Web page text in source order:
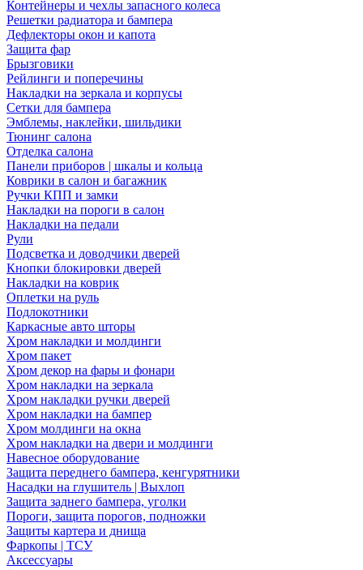
Контейнеры и чехлы запасного колеса
Решетки радиатора и бампера
Дефлекторы окон и капота
Защита фар
Брызговики
Рейлинги и поперечины
Накладки на зеркала и корпусы
Сетки для бампера
Эмблемы, наклейки, шильдики
Тюнинг салона
Отделка салона
Панели приборов | шкалы и кольца
Коврики в салон и багажник
Ручки КПП и замки
Накладки на пороги в салон
Накладки на педали
Рули
Подсветка и доводчики дверей
Кнопки блокировки дверей
Накладки на коврик
Оплетки на руль
Подлокотники
Каркасные авто шторы
Хром накладки и молдинги
Хром пакет
Хром декор на фары и фонари
Хром накладки на зеркала
Хром накладки ручки дверей
Хром накладки на бампер
Хром молдинги на окна
Хром накладки на двери и молдинги
Навесное оборудование
Защита переднего бампера, кенгурятники
Насадки на глушитель | Выхлоп
Защита заднего бампера, уголки
Пороги, защита порогов, подножки
Защиты картера и днища
Фаркопы | ТСУ
Аксессуары